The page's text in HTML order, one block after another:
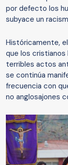
por defecto los
subyace un
Históricamente,
que los cristianos
terribles actos
se continúa
frecuencia con
no anglosajones